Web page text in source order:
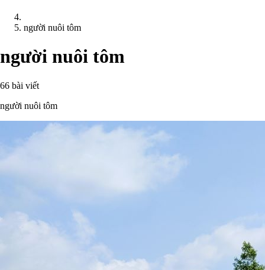
người nuôi tôm
người nuôi tôm
66 bài viết
người nuôi tôm